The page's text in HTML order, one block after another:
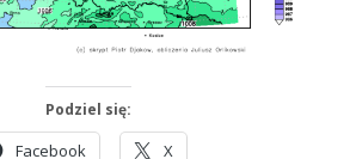
Podziel się:
Facebook X